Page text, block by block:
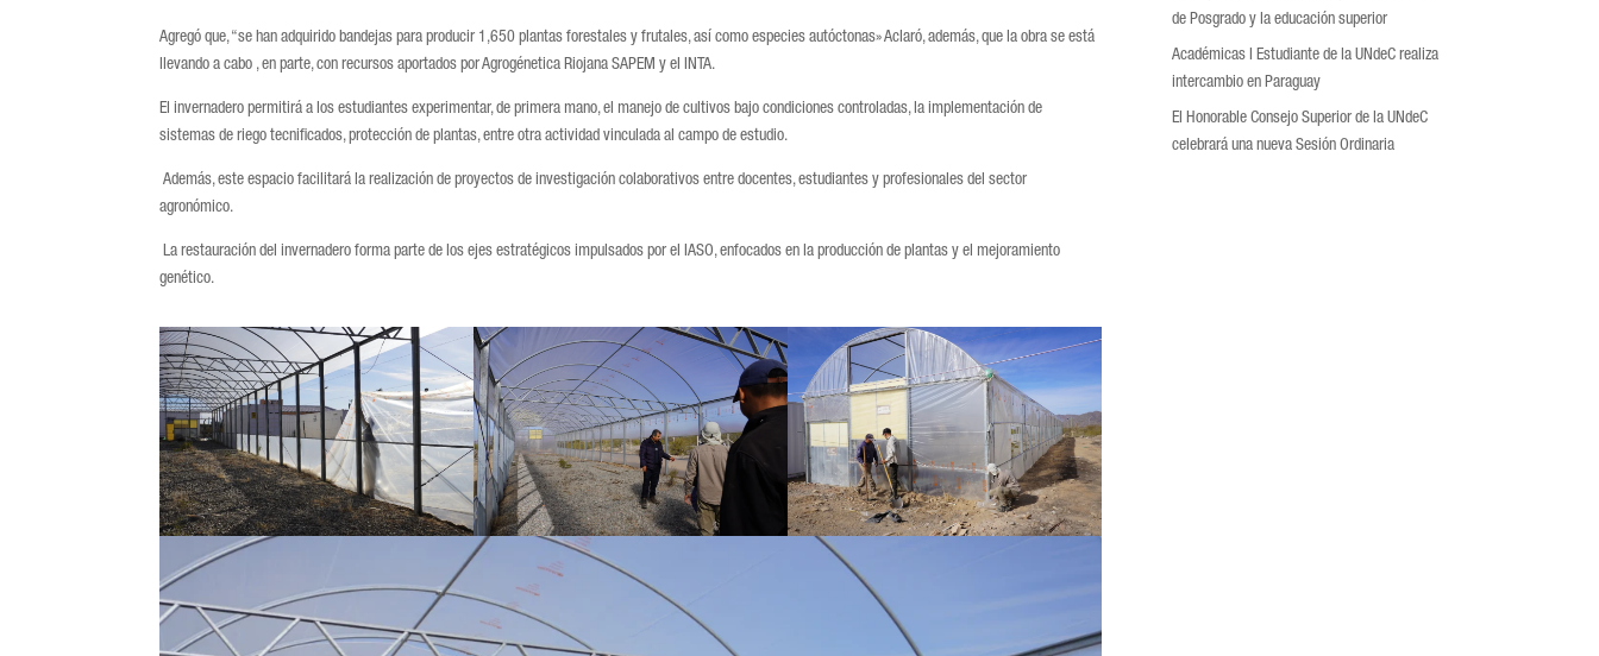
Agregó que, “se han adquirido bandejas para producir 1,650 plantas forestales y frutales, así como especies autóctonas» Aclaró, además, que la obra se está
llevando a cabo , en parte, con recursos aportados por Agrogénetica Riojana SAPEM y el INTA.
El invernadero permitirá a los estudiantes experimentar, de primera mano, el manejo de cultivos bajo condiciones controladas, la implementación de
sistemas de riego tecnificados, protección de plantas, entre otra actividad vinculada al campo de estudio.
Además, este espacio facilitará la realización de proyectos de investigación colaborativos entre docentes, estudiantes y profesionales del sector
agronómico.
La restauración del invernadero forma parte de los ejes estratégicos impulsados por el IASO, enfocados en la producción de plantas y el mejoramiento
genético.
de Posgrado y la educación superior
Académicas l Estudiante de la UNdeC realiza
intercambio en Paraguay
El Honorable Consejo Superior de la UNdeC
celebrará una nueva Sesión Ordinaria